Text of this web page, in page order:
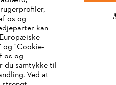
Batterier og
os og
kan
og "Cookie-
os og
du samtykke til
Ved at